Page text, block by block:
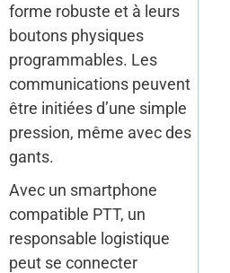
forme robuste et à leurs
boutons physiques
programmables. Les
communications peuvent
être initiées d’une simple
pression, même avec des
gants.
Avec un smartphone
compatible PTT, un
responsable logistique
peut se connecter